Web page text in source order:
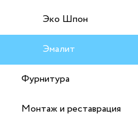
Эко Шпон
Эмалит
Фурнитура
Монтаж и реставрация